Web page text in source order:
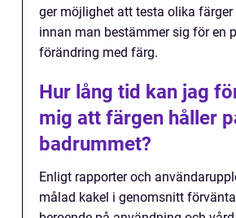
ger möjlighet att testa olika
innan man bestämmer sig för en
förändring med färg.
Hur lång tid kan jag
mig att färgen håller
badrummet?
Enligt rapporter och
målad kakel i genomsnitt